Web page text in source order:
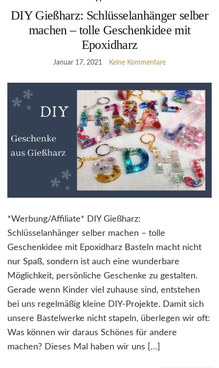
DIY Gießharz: Schlüsselanhänger selber
machen – tolle Geschenkidee mit
Epoxidharz
Januar 17, 2021 Keine Kommentare
*Werbung/Affiliate* DIY Gießharz:
Schlüsselanhänger selber machen – tolle
Geschenkidee mit Epoxidharz Basteln macht nicht
nur Spaß, sondern ist auch eine wunderbare
Möglichkeit, persönliche Geschenke zu gestalten.
Gerade wenn Kinder viel zuhause sind, entstehen
bei uns regelmäßig kleine DIY-Projekte. Damit sich
unsere Bastelwerke nicht stapeln, überlegen wir oft:
Was können wir daraus Schönes für andere
machen? Dieses Mal haben wir uns […]